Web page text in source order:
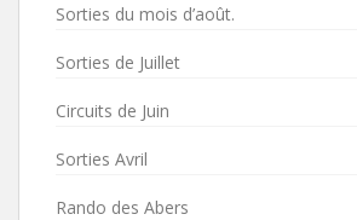
Sorties du mois d’août.
Sorties de Juillet
Circuits de Juin
Sorties Avril
Rando des Abers